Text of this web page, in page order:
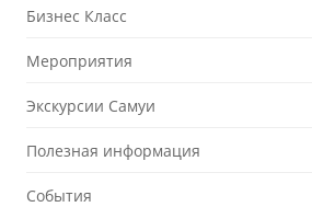
Бизнес Класс
Мероприятия
Экскурсии Самуи
Полезная информация
События